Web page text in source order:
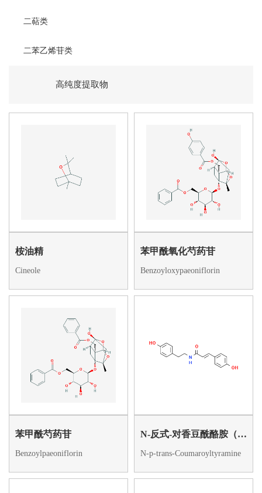
二萜类
二苯乙烯苷类
高纯度提取物
桉油精
Cineole
苯甲酰氧化芍药苷
Benzoyloxypaeoniflorin
苯甲酰芍药苷
Benzoylpaeoniflorin
N-反式-对香豆酰酪胺（20375-37-5）
N-p-trans-Coumaroyltyramine